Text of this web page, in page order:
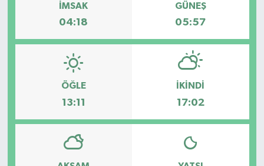
İMSAK
04:18
GÜNEŞ
05:57
ÖĞLE
13:11
İKINDI
17:02